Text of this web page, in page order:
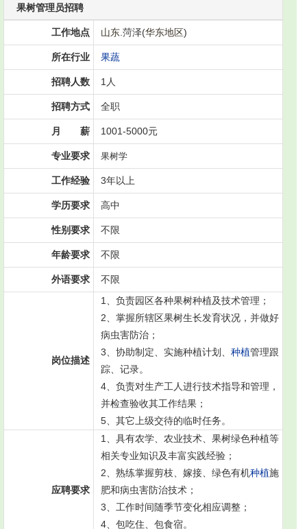
果树管理员招聘
工作地点 山东 .菏泽(华东地区)
所在行业 果蔬
招聘人数 1人
招聘方式 全职
月 薪 1001-5000元
专业要求 果树学
工作经验 3年以上
学历要求 高中
性别要求 不限
年龄要求 不限
外语要求 不限
岗位描述
1、负责园区各种果树种植及技术管理；
2、掌握所辖区果树生长发育状况，并做好
病虫害防治；
3、协助制定、实施种植计划、 种植管理跟
踪、记录。
4、负责对生产工人进行技术指导和管理，
并检查验收其工作结果；
5、其它上级交待的临时任务。
应聘要求
1、具有农学、农业技术、果树绿色种植等
相关专业知识及丰富实践经验；
2、熟练掌握剪枝、嫁接、绿色有机种植施
肥和病虫害防治技术；
3、工作时间随季节变化相应调整；
4、包吃住、包食宿。